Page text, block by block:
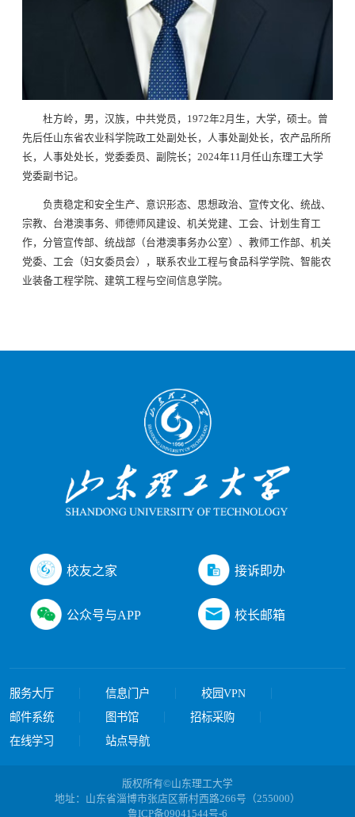
杜方岭，男，汉族，中共党员，1972年2月生，大学，硕士。曾
先后任山东省农业科学院政工处副处长，人事处副处长，农产品所所
长，人事处处长，党委委员、副院长；2024年11月任山东理工大学
党委副书记。
负责稳定和安全生产、意识形态、思想政治、宣传文化、统战、
宗教、台港澳事务、师德师风建设、机关党建、工会、计划生育工
作，分管宣传部、统战部（台港澳事务办公室）、教师工作部、机关
党委、工会（妇女委员会），联系农业工程与食品科学学院、智能农
业装备工程学院、建筑工程与空间信息学院。
校友之家 接诉即办
公众号与APP 校长邮箱
服务大厅 信息门户
校园VPN
邮件系统
图书馆
招标采购
在线学习
站点导航
版权所有©山东理工大学
地址：山东省淄博市张店区新村西路266号（255000）
鲁ICP备09041544号-6